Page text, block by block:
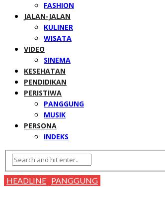
FASHION
JALAN-JALAN
KULINER
WISATA
VIDEO
SINEMA
KESEHATAN
PENDIDIKAN
PERISTIWA
PANGGUNG
MUSIK
PERSONA
INDEKS
HEADLINE PANGGUNG